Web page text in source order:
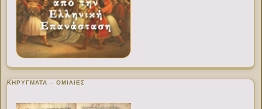
ΚΗΡΥΓΜΑΤΑ – ΟΜΙΛΙΕΣ